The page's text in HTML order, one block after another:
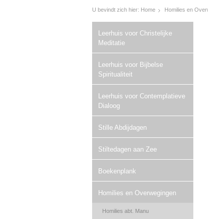
U bevindt zich hier: Home Homilies en
Leerhuis voor Christelijke
Meditatie
Leerhuis voor Bijbelse
Spiritualiteit
Leerhuis voor Contemplatieve
Dialoog
Stille Abdijdagen
Stiltedagen aan Zee
Boekenplank
Homilies en Overwegingen
Homilies abt. Manu